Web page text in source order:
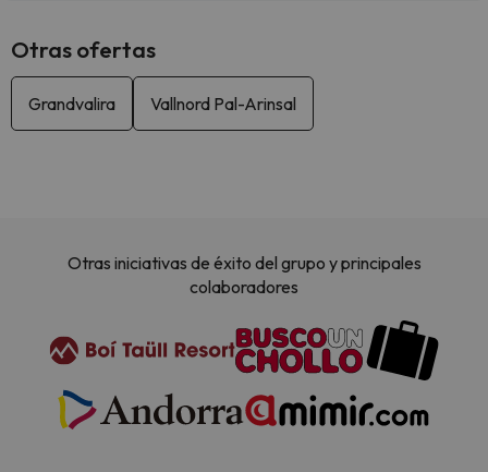
Otras ofertas
Grandvalira Vallnord Pal-Arinsal
Otras iniciativas de éxito del grupo y principales
colaboradores